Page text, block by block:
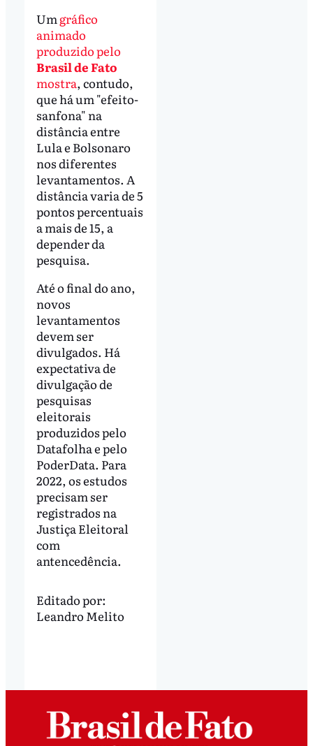
Umgráfico
animado
produzido pelo
Brasil de Fato
mostra, contudo,
que há um "efeito-
sanfona" na
distância entre
Lula e Bolsonaro
nos diferentes
levantamentos. A
distância varia de 5
pontos percentuais
a mais de 15, a
depender da
pesquisa.
Até o final do ano,
novos
levantamentos
devem ser
divulgados. Há
expectativa de
divulgação de
pesquisas
eleitorais
produzidos pelo
Datafolha e pelo
PoderData. Para
2022, os estudos
precisam ser
registrados na
Justiça Eleitoral
com
antencedência.
Editado por:
Leandro Melito